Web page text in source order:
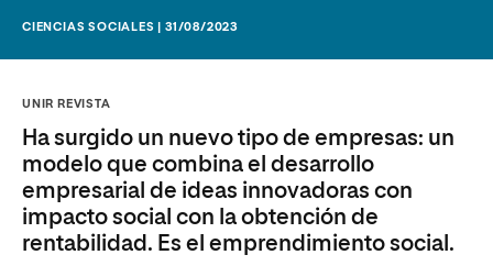
CIENCIAS SOCIALES | 31/08/2023
UNIR REVISTA
Ha surgido un nuevo tipo de empresas: un
modelo que combina el desarrollo
empresarial de ideas innovadoras con
impacto social con la obtención de
rentabilidad. Es el emprendimiento social.